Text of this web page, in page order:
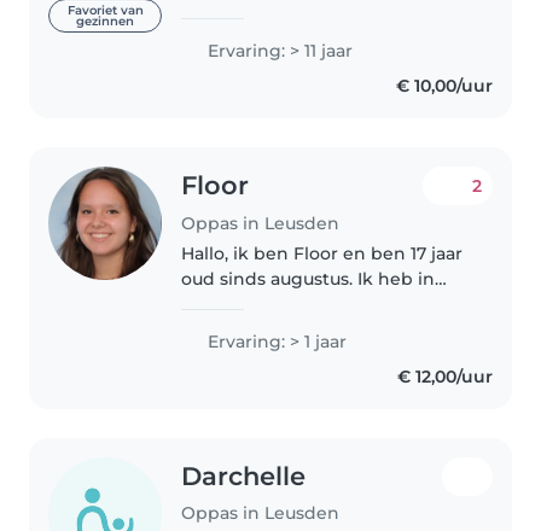
Favoriet van
gezinnen
enthousiaste en ervaren oppas
voor elke leeftijd. In 2017 heb ik
de opleiding gespecialiseerd..
Ervaring: > 11 jaar
€ 10,00/uur
Floor
Oppas in Leusden
2
Hallo, ik ben Floor en ben 17 jaar
oud sinds augustus. Ik heb in
diploma. Volgend jaar ga ik mijn
avontuur starten op de pabo.
Ervaring: > 1 jaar
€ 12,00/uur
Darchelle
Oppas in Leusden